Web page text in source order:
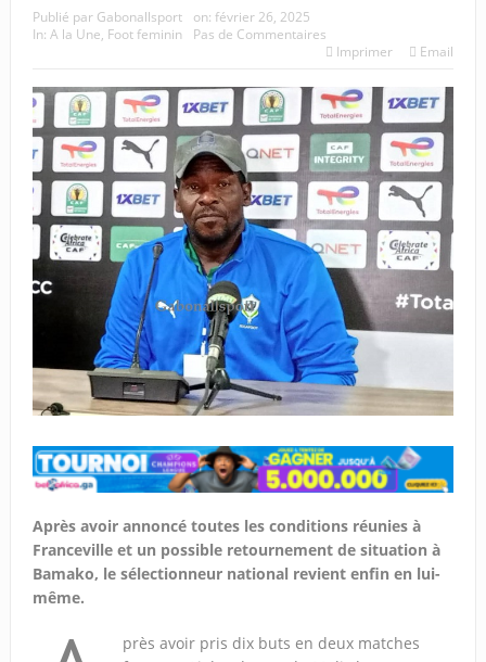
Publié par Gabonallsport on: février 26, 2025
In: A la Une, Foot feminin
Pas de Commentaires
Imprimer
Email
Après avoir annoncé toutes les conditions réunies à
Franceville et un possible retournement de situation à
Bamako, le sélectionneur national revient enfin en lui-
même.
près avoir pris dix buts en deux matches